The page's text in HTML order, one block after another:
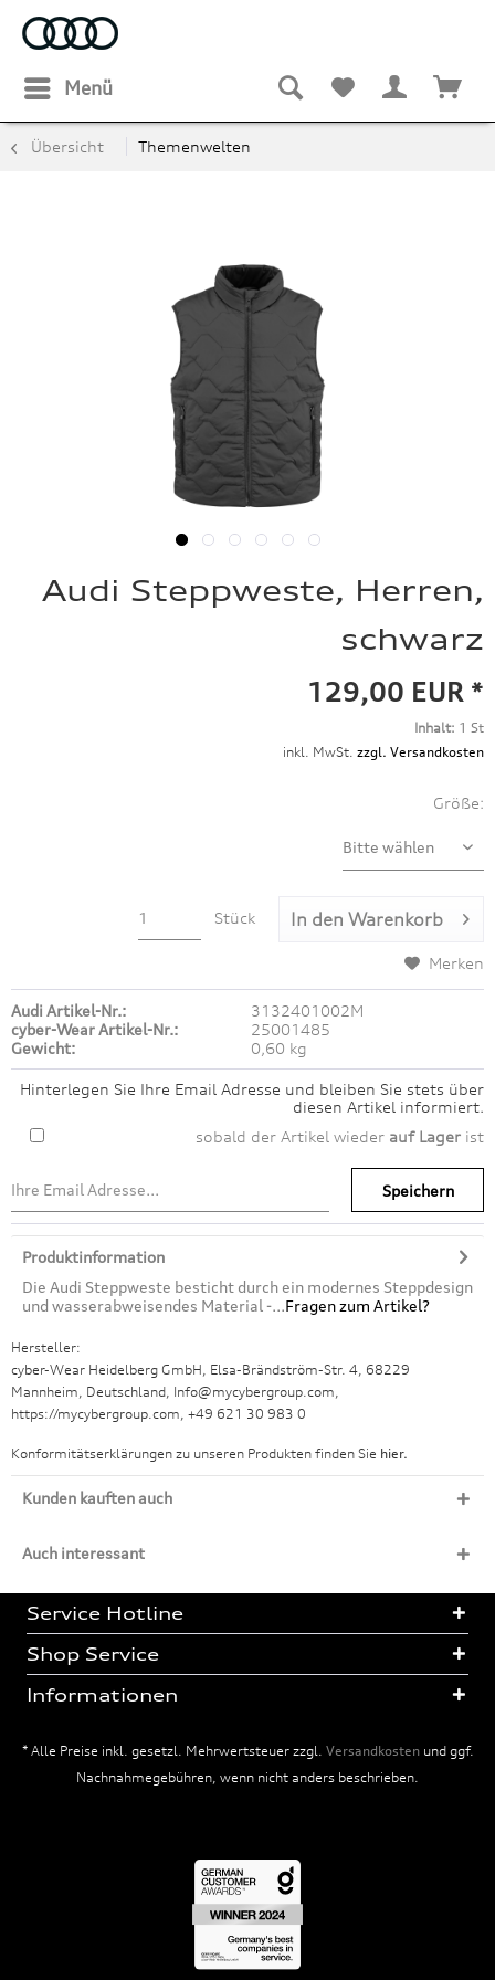
Menü
Übersicht Themenwelten
Audi Steppweste, Herren,
schwarz
129,00 EUR *
Inhalt: 1 St
inkl. MwSt. zzgl. Versandkosten
Größe:
Stück In den Warenkorb
Merken
Audi Artikel-Nr.:
3132401002M
cyber-Wear Artikel-Nr.:
25001485
Gewicht:
0,60 kg
Hinterlegen Sie Ihre Email Adresse und bleiben Sie stets über
diesen Artikel informiert.
sobald der Artikel wieder auf Lager ist
Speichern
Produktinformation
Die Audi Steppweste besticht durch ein modernes Steppdesign
und wasserabweisendes Material -...Fragen zum Artikel?
Hersteller:
cyber-Wear Heidelberg GmbH, Elsa-Brändström-Str. 4, 68229
Mannheim, Deutschland, Info@mycybergroup.com,
https://mycybergroup.com, +49 621 30 983 0
Konformitätserklärungen zu unseren Produkten finden Sie hier.
Kunden kauften auch
Auch interessant
Service Hotline
Shop Service
Informationen
* Alle Preise inkl. gesetzl. Mehrwertsteuer zzgl. Versandkostenund ggf.
Nachnahmegebühren, wenn nicht anders beschrieben.